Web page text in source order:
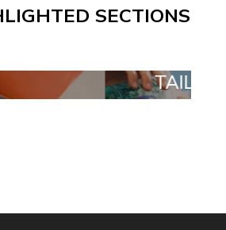
SECTIONS
TAILOR MADE